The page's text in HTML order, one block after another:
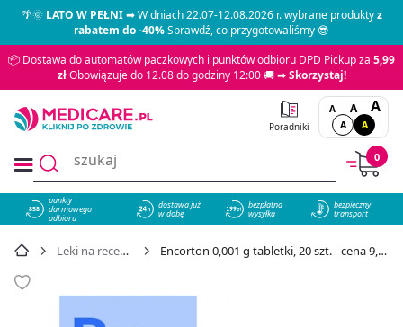
🌴🌞LATO W PEŁNI➡ W dniach 22.07-12.08.2026 r. wybrane produktyz
rabatem do -40%Sprawdź, co przygotowaliśmy 😎
📦 Dostawa do automatów paczkowych i punktów odbioru DPD Pickup za 5,99
złObowiązuje do 12.08 do godziny 12:00 🚚 ➡Skorzystaj!
Poradniki
A A A
A A
0
858
punkty
darmowego
odbioru
dostawa już
w dobę
bezpłatna
wysyłka
bezpieczny
transport
Leki na receptę Encorton 0,001 g tabletki, 20 szt. - cena 9,54 zł